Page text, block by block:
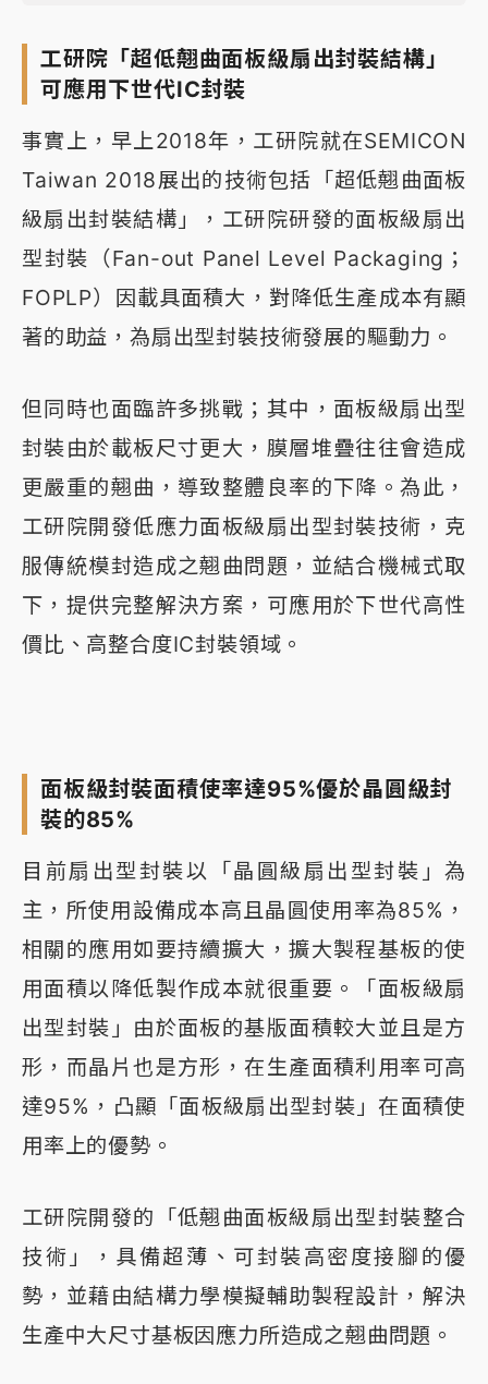
工研院「超低翹曲面板級扇出封裝結構」
可應用下世代IC封裝
事實上，早上2018年，工研院就在SEMICON
Taiwan 2018展出的技術包括「超低翹曲面板
級扇出封裝結構」，工研院研發的面板級扇出
型封裝（Fan-out Panel Level Packaging；
FOPLP）因載具面積大，對降低生產成本有顯
著的助益，為扇出型封裝技術發展的驅動力。
但同時也面臨許多挑戰；其中，面板級扇出型
封裝由於載板尺寸更大，膜層堆疊往往會造成
更嚴重的翹曲，導致整體良率的下降。為此，
工研院開發低應力面板級扇出型封裝技術，克
服傳統模封造成之翹曲問題，並結合機械式取
下，提供完整解決方案，可應用於下世代高性
價比、高整合度IC封裝領域。
面板級封裝面積使率達95%優於晶圓級封
裝的85%
目前扇出型封裝以「晶圓級扇出型封裝」為
主，所使用設備成本高且晶圓使用率為85%，
相關的應用如要持續擴大，擴大製程基板的使
用面積以降低製作成本就很重要。「面板級扇
出型封裝」由於面板的基版面積較大並且是方
形，而晶片也是方形，在生產面積利用率可高
達95%，凸顯「面板級扇出型封裝」在面積使
用率上的優勢。
工研院開發的「低翹曲面板級扇出型封裝整合
技術」，具備超薄、可封裝高密度接腳的優
勢，並藉由結構力學模擬輔助製程設計，解決
生產中大尺寸基板因應力所造成之翹曲問題。